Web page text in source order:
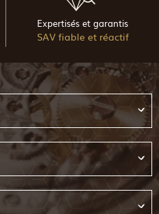
Expertisés et garantis
SAV fiable et réactif